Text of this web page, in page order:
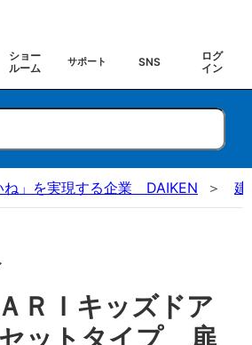
ショー
ルーム
サポート SNS
ログ
イン
ね」を実現する企業 DAIKEN 建
ＲＩキッズドア
ットタイプ 扉